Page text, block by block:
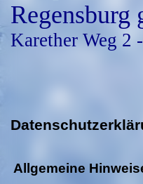
Regensburg
Karether Weg 2
Allgemeine